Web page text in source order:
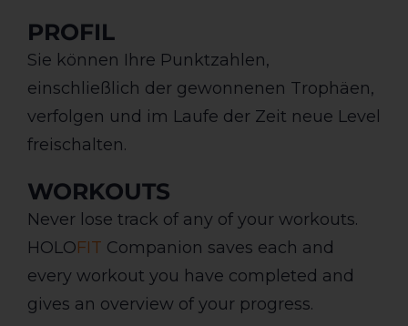
PROFIL
Sie können Ihre Punktzahlen,
einschließlich der gewonnenen Trophäen,
verfolgen und im Laufe der Zeit neue Level
freischalten.
WORKOUTS
Never lose track of any of your workouts.
HOLOFIT Companion saves each and
every workout you have completed and
gives an overview of your progress.